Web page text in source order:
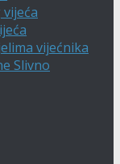
vijećnika
Slivno